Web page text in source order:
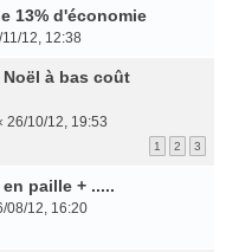
13% d'économie
12, 12:38
à bas coût
26/10/12, 19:53
1 2 3
paille + .....
08/12, 16:20